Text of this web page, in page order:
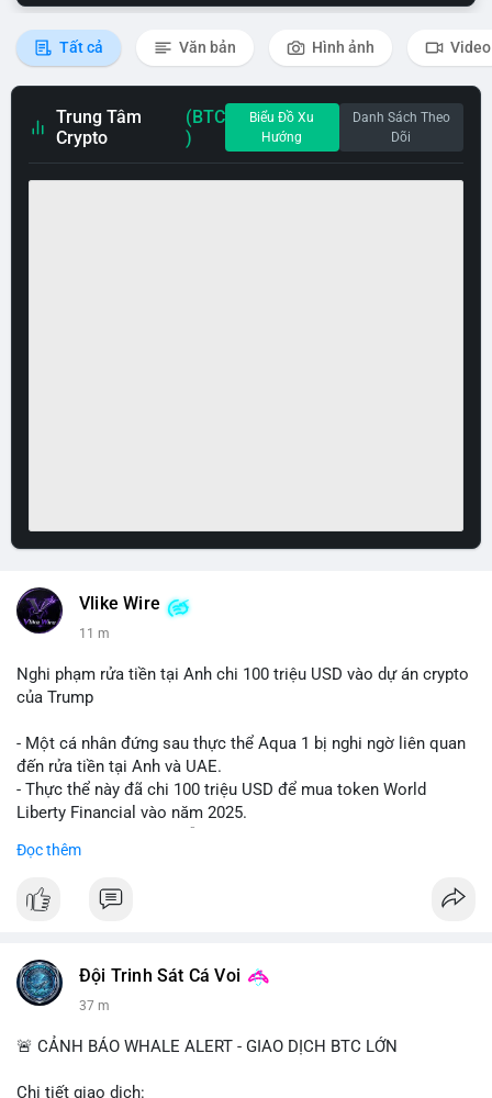
Tất cả Văn bản Hình ảnh Video
Trung Tâm
Crypto
(BTC
)
Biểu Đồ Xu
Hướng
Danh Sách Theo
Dõi
Vlike Wire
11 m
Nghi phạm rửa tiền tại Anh chi 100 triệu USD vào dự án crypto
của Trump
- Một cá nhân đứng sau thực thể Aqua 1 bị nghi ngờ liên quan
đến rửa tiền tại Anh và UAE.
- Thực thể này đã chi 100 triệu USD để mua token World
Liberty Financial vào năm 2025.
#vlikevn #titanbot
Đọc thêm
Đội Trinh Sát Cá Voi
37 m
🚨 CẢNH BÁO WHALE ALERT - GIAO DỊCH BTC LỚN
Chi tiết giao dịch: